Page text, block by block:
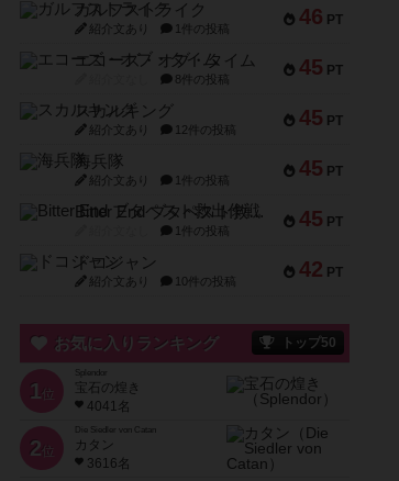
46 PT
ガルフストライク
紹介文あり 1件の投稿
45 PT
エコーズ・オブ・タイム
8件の投稿
45 PT
スカルキング
紹介文あり 12件の投稿
45 PT
海兵隊
紹介文あり 1件の投稿
45 PT
Bitter End ブタペスト救出作戦
1件の投稿
42 PT
ドコジャン
紹介文あり 10件の投稿
お気に入りランキング トップ50
1位
Splendor
宝石の煌き
4041名
2位
Die Siedler von Catan
カタン
3616名